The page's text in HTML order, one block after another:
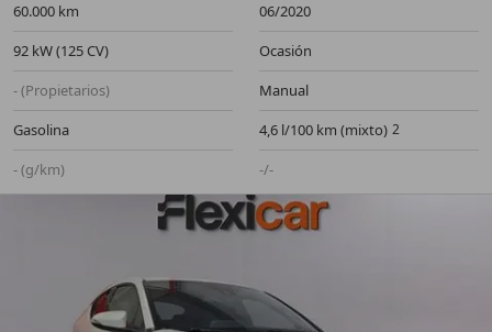
60.000 km
06/2020
92 kW (125 CV)
Ocasión
- (Propietarios)
Manual
Gasolina
4,6 l/100 km (mixto)
- (g/km)
-/-